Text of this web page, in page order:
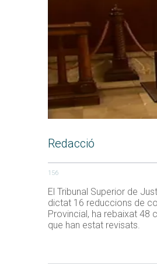
Redacció
156
El Tribunal Superior de
dictat 16 reduccions de
Provincial, ha rebaixat 48
que han estat revisats.